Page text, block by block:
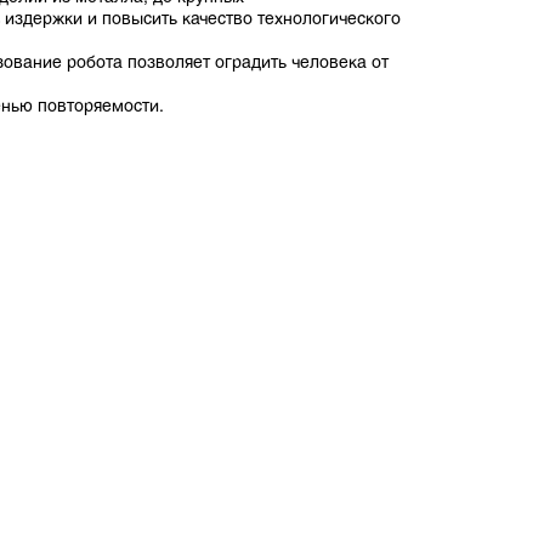
и повысить качество технологического
робота позволяет оградить человека от
повторяемости.